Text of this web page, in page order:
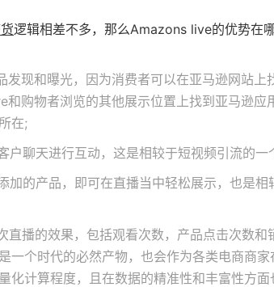
逻辑相差不多，那么Amazons live的优势在
发现和曝光，因为消费者可以在亚马逊网站上
购物者浏览的其他展示位置上找到亚马逊应
在;
户聊天进行互动，这是相较于短视频引流的一
加的产品，即可在直播当中轻松展示，也是
直播的效果，包括观看次数，产品点击次数和
一个时代的必然产物，也会作为各类电商商
化计算程度，且在数据的精准性和丰富性方